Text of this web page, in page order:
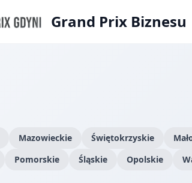
Grand Prix Biznesu
Mazowieckie Świętokrzyskie
Pomorskie Śląskie Opolskie